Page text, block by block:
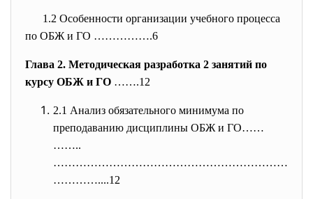
1.2 Особенности организации учебного процесса
по ОБЖ и ГО …………….6
Глава 2. Методическая разработка 2 занятий по
курсу ОБЖ и ГО …….12
2.1 Анализ обязательного минимума по
преподаванию дисциплины ОБЖ и ГО……
……..
………………………………………………………
…………....12